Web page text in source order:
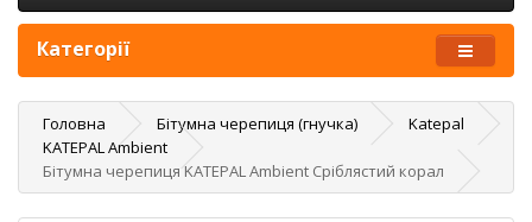
Категорії
Головна Бітумна черепиця (гнучка)
Katepal
KATEPAL Ambient
Бітумна черепиця KATEPAL Ambient Сріблястий корал